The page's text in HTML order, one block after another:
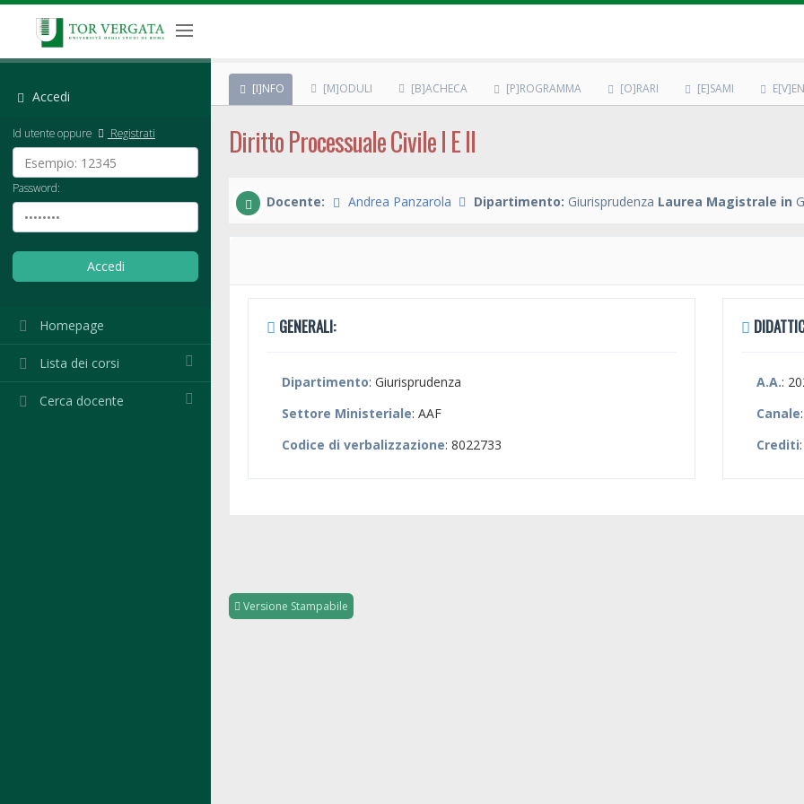
Accedi
Id utente oppure Registrati
Password:
Homepage
Lista dei corsi
Cerca docente
[I]NFO [M]ODULI [B]ACHECA [P]ROGRAMMA [O]RARI [E]SAMI
Diritto Processuale Civile I E II
Docente: Andrea Panzarola Dipartimento: Giurisprudenza Laurea Magistrale in
GENERALI:
Dipartimento: Giurisprudenza
Settore Ministeriale: AAF
Codice di verbalizzazione: 8022733
A.A.:
Canale
Crediti
Versione Stampabile